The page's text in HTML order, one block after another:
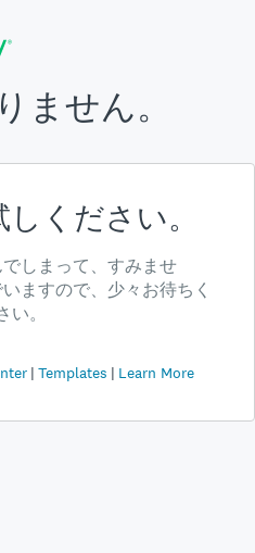
ません。
ください。
しまって、すみませ
ますので、少々お待ちく
い。
Templates Learn More